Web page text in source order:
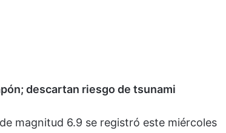
descartan riesgo de tsunami
magnitud 6.9 se registró este miércoles